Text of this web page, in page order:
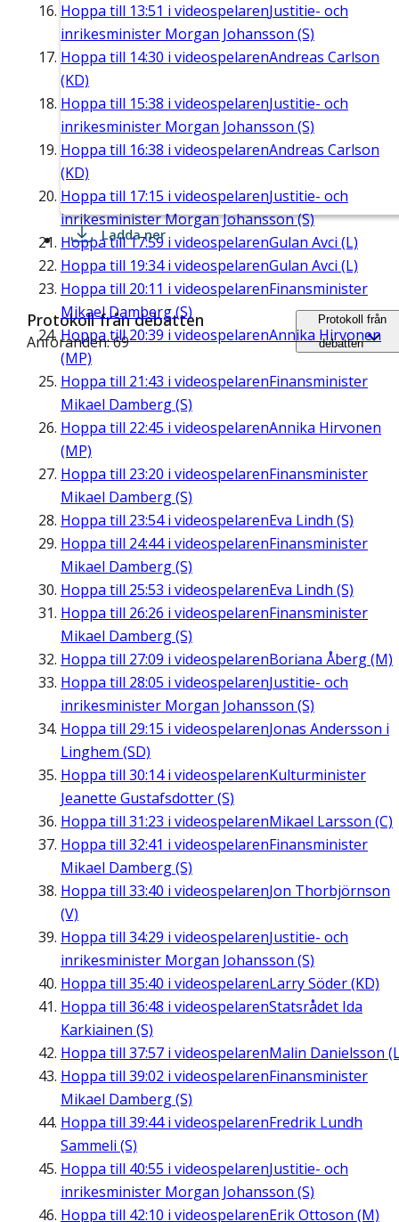
Hoppa till 13:51 i videospelarenJustitie- och
inrikesminister Morgan Johansson (S)
Hoppa till 14:30 i videospelarenAndreas Carlson
(KD)
Hoppa till 15:38 i videospelarenJustitie- och
inrikesminister Morgan Johansson (S)
Hoppa till 16:38 i videospelarenAndreas Carlson
(KD)
Hoppa till 17:15 i videospelarenJustitie- och
inrikesminister Morgan Johansson (S)
Hoppa till17:59 i videospelarenGulan Avci (L)
Hoppa till 19:34i videospelarenGulan Avci (L)
Hoppa till 20:11 i videospelarenFinansminister
Mikael Damberg (S)
Hoppa till20:39 i videospelarenAnnika Hirvonen
(MP)
Hoppa till 21:43 i videospelarenFinansminister
Mikael Damberg (S)
Hoppa till 22:45 i videospelarenAnnika Hirvonen
(MP)
Hoppa till 23:20 i videospelarenFinansminister
Mikael Damberg (S)
Hoppa till 23:54i videospelarenEva Lindh (S)
Hoppa till 24:44i videospelarenFinansminister
Mikael Damberg (S)
Hoppa till 25:53 i videospelarenEva Lindh (S)
Hoppa till 26:26 i videospelarenFinansminister
Mikael Damberg (S)
Hoppa till 27:09 i videospelarenBoriana Åberg (M)
Hoppa till 28:05 i videospelarenJustitie- och
inrikesminister Morgan Johansson (S)
Hoppa till 29:15 i videospelarenJonas Andersson i
Linghem (SD)
Hoppa till 30:14i videospelarenKulturminister
Jeanette Gustafsdotter (S)
Hoppa till 31:23 i videospelarenMikael Larsson (C)
Hoppa till 32:41 i videospelarenFinansminister
Mikael Damberg (S)
Hoppa till 33:40 i videospelarenJon Thorbjörnson
(V)
Hoppa till 34:29 i videospelarenJustitie- och
inrikesminister Morgan Johansson (S)
Hoppa till 35:40 i videospelarenLarry Söder (KD)
Hoppa till 36:48 i videospelarenStatsrådet Ida
Karkiainen (S)
Hoppa till 37:57 i videospelarenMalin Danielsson
Hoppa till 39:02 i videospelarenFinansminister
Mikael Damberg (S)
Hoppa till 39:44i videospelarenFredrik Lundh
Sammeli (S)
Hoppa till 40:55 i videospelarenJustitie- och
inrikesminister Morgan Johansson (S)
Hoppa till 42:10 i videospelarenErik Ottoson (M)
Ladda ner
Protokoll från debatten
Anföranden: 69
Protokoll från
debatten